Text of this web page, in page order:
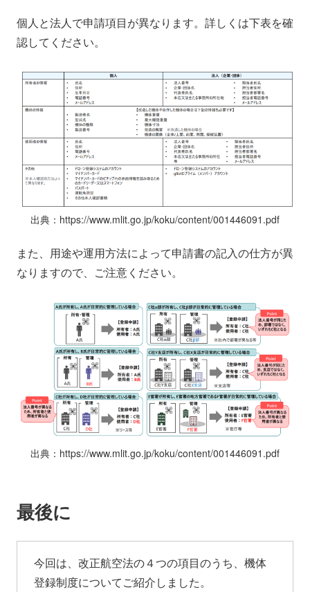
個人と法人で申請項目が異なります。詳しくは下表を確
認してください。
出典：https://www.mlit.go.jp/koku/content/001446091.pdf
また、用途や運用方法によって申請書の記入の仕方が異
なりますので、ご注意ください。
出典：https://www.mlit.go.jp/koku/content/001446091.pdf
最後に
今回は、改正航空法の４つの項目のうち、機体
登録制度についてご紹介しました。